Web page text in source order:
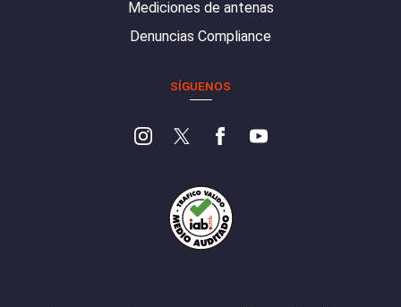
Mediciones de antenas
Denuncias Compliance
SÍGUENOS